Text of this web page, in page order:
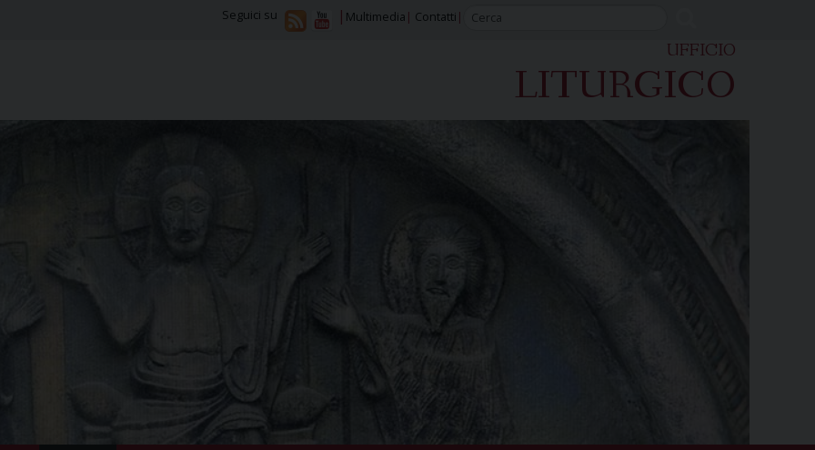
Multimedia Contatti
Seguici su
UFFICIO
LITURGICO